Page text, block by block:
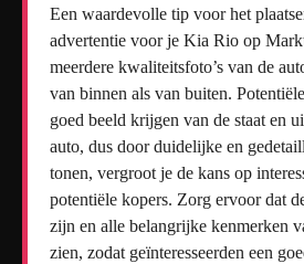
Een waardevolle tip voor het
advertentie voor je Kia Rio op
meerdere kwaliteitsfoto’s van de
van binnen als van buiten.
goed beeld krijgen van de staat en
auto, dus door duidelijke en
tonen, vergroot je de kans op
potentiële kopers. Zorg ervoor dat
zijn en alle belangrijke kenmerken
zien, zodat geïnteresseerden een